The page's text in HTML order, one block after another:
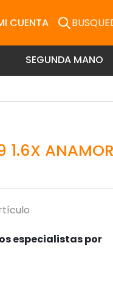
CUENTA
SEGUNDA MANO
1.6X
especialistas por